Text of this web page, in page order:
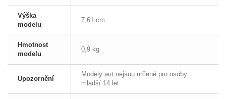
Výška
modelu
7,61 cm
Hmotnost
modelu
0,9 kg
Upozornění
Modely aut nejsou určené pro osoby
mladší 14 let